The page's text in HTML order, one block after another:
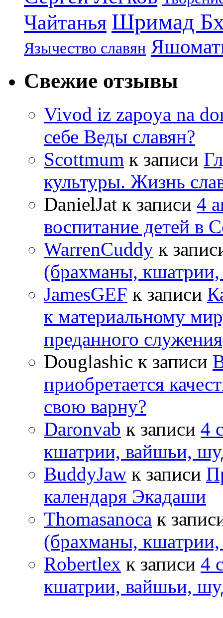
Чайтанья Шримад
Язычество славян
Свежие отзывы
Vivod iz zapoya na
себе Веды славян?
Scottmum к записи
культуры. Жизнь
DanielJat к записи 4
воспитание детей в
WarrenCuddy к
(брахманы,
JamesGEF к записи
к материальному
преданного
Douglashic к записи
приобретается
свою варну?
Daronvab к записи 4
кшатрии, вайшьи,
BuddyJaw к записи
календаря Экадаши
Thomasanoca к
(брахманы,
Robertlex к записи 4
кшатрии, вайшьи,